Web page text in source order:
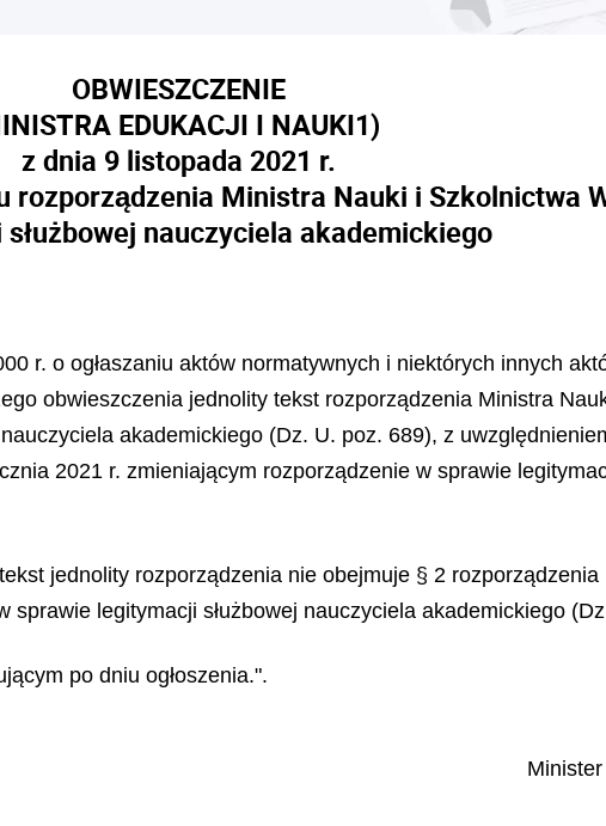
OBWIESZCZENIE
EDUKACJI I NAUKI1)
z dnia 9 listopada 2021 r.
rozporządzenia Ministra Nauki i Szkolnictwa
nauczyciela akademickiego
r. o ogłaszaniu aktów normatywnych i niektórych innych
obwieszczenia jednolity tekst rozporządzenia Ministra
akademickiego (Dz. U. poz. 689), z
2021 r. zmieniającym rozporządzenie w sprawie
jednolity rozporządzenia nie obejmuje § 2
legitymacji służbowej nauczyciela akademickiego
po dniu ogłoszenia.".